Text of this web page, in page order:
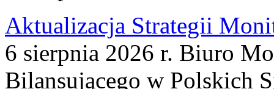
Aktualizacja Strategii
6 sierpnia 2026 r. Biuro
Bilansującego w Polskich